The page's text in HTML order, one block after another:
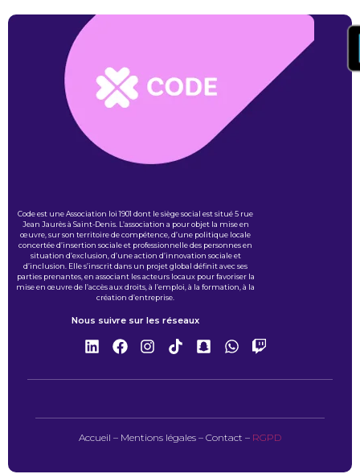
Code est une Association loi 1901 dont le siège social est situé 5 rue
Jean Jaurès à Saint-Denis. L’association a pour objet la mise en
œuvre, sur son territoire de compétence, d’une politique locale
concertée d’insertion sociale et professionnelle des personnes en
situation d’exclusion, d’une action d’innovation sociale et
d’inclusion. Elle s’inscrit dans un projet global définit avec ses
parties prenantes, en associant les acteurs locaux pour favoriser la
mise en œuvre de l’accès aux droits, à l’emploi, à la formation, à la
création d’entreprise.
Nous suivre sur les réseaux
Accueil – Mentions légales – Contact – RGPD